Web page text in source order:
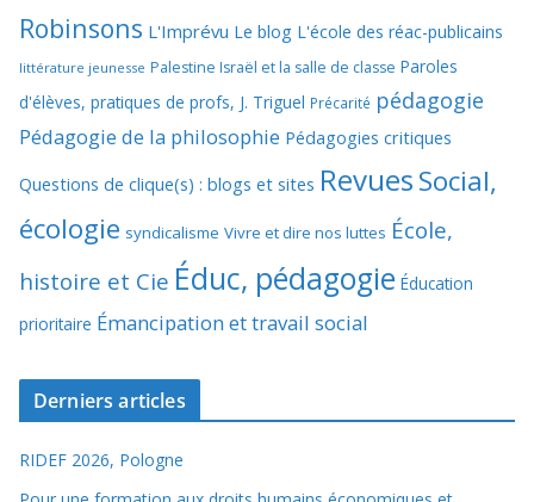
Robinsons L'Imprévu Le blog L'école des réac-publicains
littérature jeunesse Palestine Israël et la salle de classe Paroles
d'élèves, pratiques de profs, J. Triguel Précarité pédagogie
Pédagogie de la philosophie Pédagogies critiques
Questions de clique(s) : blogs et sites RevuesSocial,
écologie syndicalisme Vivre et dire nos luttes École,
histoire et Cie Éduc, pédagogie Éducation
prioritaire Émancipation et travail social
Derniers articles
RIDEF 2026, Pologne